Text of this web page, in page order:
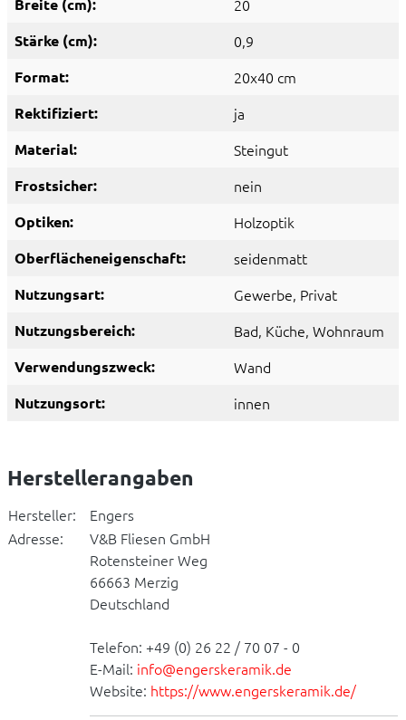
Breite (cm): 20
Stärke (cm): 0,9
Format: 20x40 cm
Rektifiziert: ja
Material: Steingut
Frostsicher: nein
Optiken: Holzoptik
Oberflächeneigenschaft: seidenmatt
Nutzungsart: Gewerbe, Privat
Nutzungsbereich: Bad, Küche, Wohnraum
Verwendungszweck: Wand
Nutzungsort: innen
Herstellerangaben
Hersteller:
Engers
Adresse:
V&B Fliesen GmbH
Rotensteiner Weg
66663 Merzig
Deutschland
Telefon: +49 (0) 26 22 / 70 07 - 0
E-Mail: info@engerskeramik.de
Website: https://www.engerskeramik.de/